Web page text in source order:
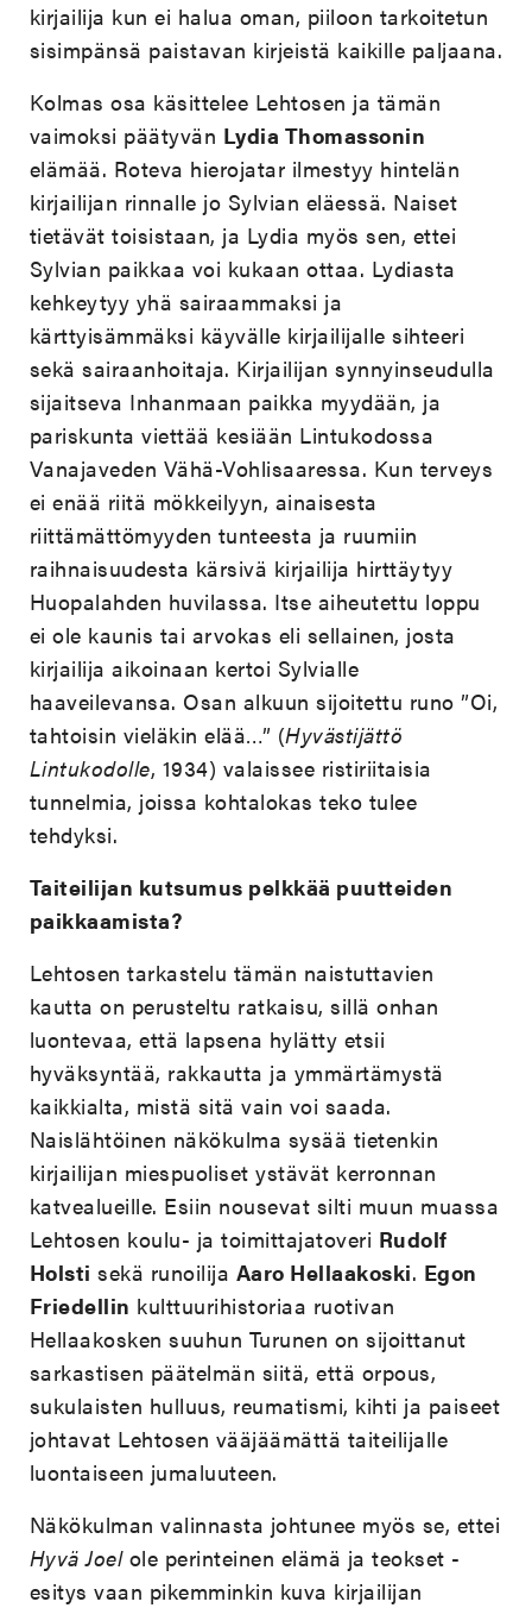
kirjailija kun ei halua oman, piiloon tarkoitetun
sisimpänsä paistavan kirjeistä kaikille paljaana.
Kolmas osa käsittelee Lehtosen ja tämän
vaimoksi päätyvän Lydia Thomassonin
elämää. Roteva hierojatar ilmestyy hintelän
kirjailijan rinnalle jo Sylvian eläessä. Naiset
tietävät toisistaan, ja Lydia myös sen, ettei
Sylvian paikkaa voi kukaan ottaa. Lydiasta
kehkeytyy yhä sairaammaksi ja
kärttyisämmäksi käyvälle kirjailijalle sihteeri
sekä sairaanhoitaja. Kirjailijan synnyinseudulla
sijaitseva Inhanmaan paikka myydään, ja
pariskunta viettää kesiään Lintukodossa
Vanajaveden Vähä-Vohlisaaressa. Kun terveys
ei enää riitä mökkeilyyn, ainaisesta
riittämättömyyden tunteesta ja ruumiin
raihnaisuudesta kärsivä kirjailija hirttäytyy
Huopalahden huvilassa. Itse aiheutettu loppu
ei ole kaunis tai arvokas eli sellainen, josta
kirjailija aikoinaan kertoi Sylvialle
haaveilevansa. Osan alkuun sijoitettu runo ”Oi,
tahtoisin vieläkin elää…” (Hyvästijättö
Lintukodolle, 1934) valaissee ristiriitaisia
tunnelmia, joissa kohtalokas teko tulee
tehdyksi.
Taiteilijan kutsumus pelkkää puutteiden
paikkaamista?
Lehtosen tarkastelu tämän naistuttavien
kautta on perusteltu ratkaisu, sillä onhan
luontevaa, että lapsena hylätty etsii
hyväksyntää, rakkautta ja ymmärtämystä
kaikkialta, mistä sitä vain voi saada.
Naislähtöinen näkökulma sysää tietenkin
kirjailijan miespuoliset ystävät kerronnan
katvealueille. Esiin nousevat silti muun muassa
Lehtosen koulu- ja toimittajatoveri Rudolf
Holsti sekä runoilija Aaro Hellaakoski. Egon
Friedellin kulttuurihistoriaa ruotivan
Hellaakosken suuhun Turunen on sijoittanut
sarkastisen päätelmän siitä, että orpous,
sukulaisten hulluus, reumatismi, kihti ja paiseet
johtavat Lehtosen vääjäämättä taiteilijalle
luontaiseen jumaluuteen.
Näkökulman valinnasta johtunee myös se, ettei
Hyvä Joelole perinteinen elämä ja teokset -
esitys vaan pikemminkin kuva kirjailijan